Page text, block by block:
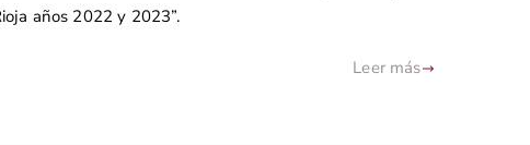
años 2022 y 2023”.
Leer más